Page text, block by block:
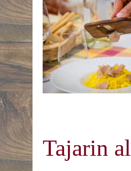
Tajarin al